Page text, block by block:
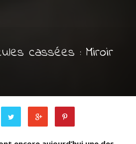
cassées : Miroir